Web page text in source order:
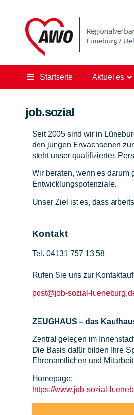
Startseite Aktuelles
job.sozial
Seit 2005 sind wir in
den jungen Erwachsenen
steht unser qualifiziertes
Wir beraten, wenn es darum
Entwicklungspotenziale.
Unser Ziel ist es, dass
Kontakt
Tel. 04131 757 13 58
Rufen Sie uns zur
post@job-sozial-
ZEUGHAUS – das
Zentral gelegen im
Die Basis dafür bilden Ihre
Ehrenamtlichen und
Homepage:
https://www.job-sozial-